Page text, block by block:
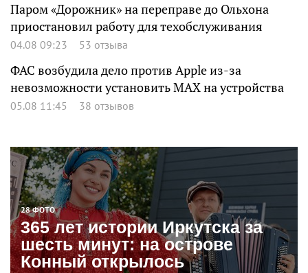
Паром «Дорожник» на переправе до Ольхона
приостановил работу для техобслуживания
04.08 09:23 53 отзыва
ФАС возбудила дело против Apple из-за
невозможности установить MAX на устройства
05.08 11:45 38 отзывов
28 ФОТО
365 лет истории Иркутска за
шесть минут: на острове
Конный открылось